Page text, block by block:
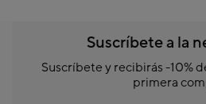
Suscríbete a la
Suscríbete y recibirás -10%
primera